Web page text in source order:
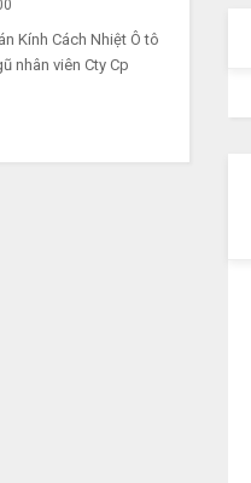
Kính Cách Nhiệt Ô tô
nhân viên Cty Cp